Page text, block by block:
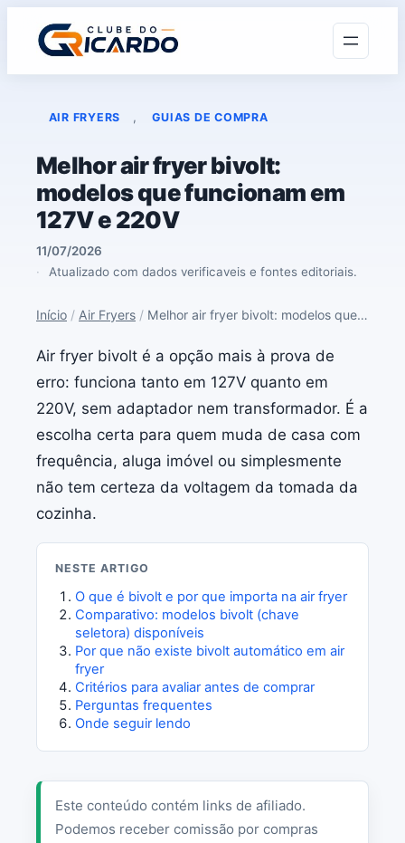
AIR FRYERS , GUIAS DE COMPRA
Melhor air fryer bivolt:
modelos que funcionam em
127V e 220V
11/07/2026
Atualizado com dados verificaveis e fontes editoriais.
Início / Air Fryers / Melhor air fryer bivolt: modelos que funcionam em 127V e 220V
Air fryer bivolt é a opção mais à prova de
erro: funciona tanto em 127V quanto em
220V, sem adaptador nem transformador. É a
escolha certa para quem muda de casa com
frequência, aluga imóvel ou simplesmente
não tem certeza da voltagem da tomada da
cozinha.
NESTE ARTIGO
O que é bivolt e por que importa na air fryer
Comparativo: modelos bivolt (chave
seletora) disponíveis
Por que não existe bivolt automático em air
fryer
Critérios para avaliar antes de comprar
Perguntas frequentes
Onde seguir lendo
Este conteúdo contém links de afiliado.
Podemos receber comissão por compras